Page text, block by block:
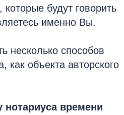
будут говорить
именно Вы.
способов
как объекта авторского
нотариуса времени